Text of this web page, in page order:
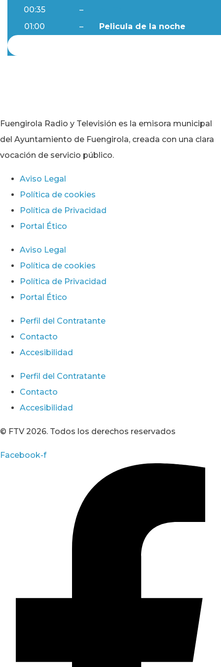
00:35 –
01:00
– Pelicula de la noche
Fuengirola Radio y Televisión es la emisora municipal
del Ayuntamiento de Fuengirola, creada con una clara
vocación de servicio público.
Aviso Legal
Política de cookies
Política de Privacidad
Portal Ético
Aviso Legal
Política de cookies
Política de Privacidad
Portal Ético
Perfil del Contratante
Contacto
Accesibilidad
Perfil del Contratante
Contacto
Accesibilidad
© FTV 2026. Todos los derechos reservados
Facebook-f